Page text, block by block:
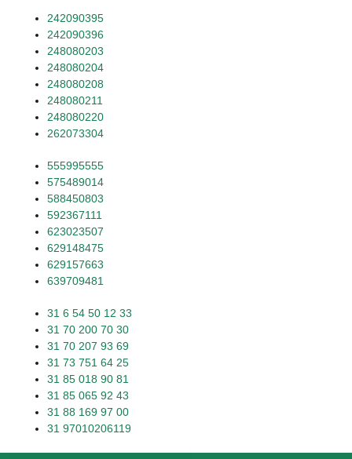
242090395
242090396
248080203
248080204
248080208
248080211
248080220
262073304
555995555
575489014
588450803
592367111
623023507
629148475
629157663
639709481
31 6 54 50 12 33
31 70 200 70 30
31 70 207 93 69
31 73 751 64 25
31 85 018 90 81
31 85 065 92 43
31 88 169 97 00
31 97010206119